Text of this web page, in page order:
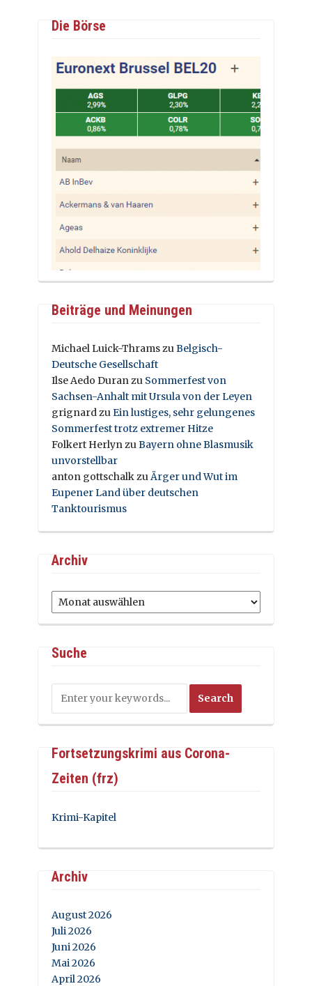
Die Börse
Beiträge und Meinungen
Michael Luick-Thrams zu Belgisch-
Deutsche Gesellschaft
Ilse Aedo Duran zu Sommerfest von
Sachsen-Anhalt mit Ursula von der Leyen
grignard zu Ein lustiges, sehr gelungenes
Sommerfest trotz extremer Hitze
Folkert Herlyn zu Bayern ohne Blasmusik
unvorstellbar
anton gottschalk zu Ärger und Wut im
Eupener Land über deutschen
Tanktourismus
Archiv
Archiv
Suche
Fortsetzungskrimi aus Corona-
Zeiten (frz)
Krimi-Kapitel
Archiv
August 2026
Juli 2026
Juni 2026
Mai 2026
April 2026